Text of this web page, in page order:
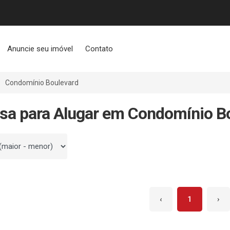
Anuncie seu imóvel Contato
Condomínio Boulevard
para Alugar em Condomínio
‹ 1 ›